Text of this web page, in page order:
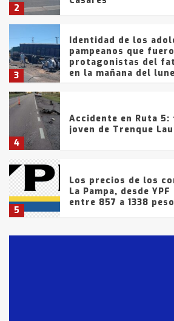
2
3
Identidad de los
pampeanos que
protagonistas del
en la mañana del
4
Accidente en Ruta
joven de Trenque
5
Los precios de los
La Pampa, desde
entre 857 a 1338